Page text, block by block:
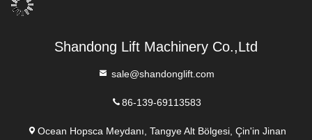
Shandong Lift Machinery Co.,Ltd
sale@shandonglift.com
86-139-69113583
Ocean Hopsca Meydanı, Tangye Alt Bölgesi, Çin'in Jinan